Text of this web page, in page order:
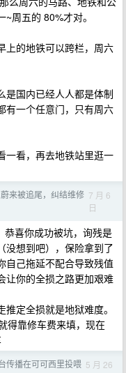
周五的 80%才对。
上的地铁可以跨栏，周六
是国内已经人人都是体制
有一个任意门，只有周六
一看，再去地铁站里逛一
蔚来被追尾，纠结维修 7 月 6
日
恭喜你成功被坑，询残是
没想到吧），保险拿到了
自己拖延不配合导致残值
让你的全损之路更加艰难
定全损就是地狱难度。
得靠修车费来填，现在
传播在可可西里投喂 5 月 26